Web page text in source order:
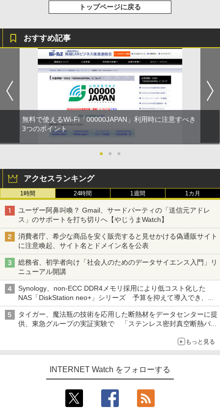
トップページに戻る
おすすめ記事
無料で使えるWi-Fi「00000JAPAN」利用時に注意すべき
3つのポイント
● ● ●
アクセスランキング
1時間 24時間 1週間 1カ月
ユーザー阿鼻叫喚？ Gmail、サードパーティの「送信元アドレ
ス」のサポートを打ち切りへ【やじうまWatch】
消費者庁、希少な商品を安く販売すると見せかける偽通販サイト
に注意喚起、サイト名とドメイン名を公表
総務省、初学者向け「社会人のためのデータサイエンス入門」リ
ニューアル開講
Synology、non-ECC DDR4メモリ採用により低コスト化した
NAS「DiskStation neo+」シリーズ 予算を抑えて導入でき、
ECCメモリへのアップグレードも可能
タイガー、魔法瓶の技術を応用した断熱材をデータセンターに提
供、東急グループの実証実験で 「ステンレス密封真空断熱パネ
もっと見る
INTERNET Watch をフォローする